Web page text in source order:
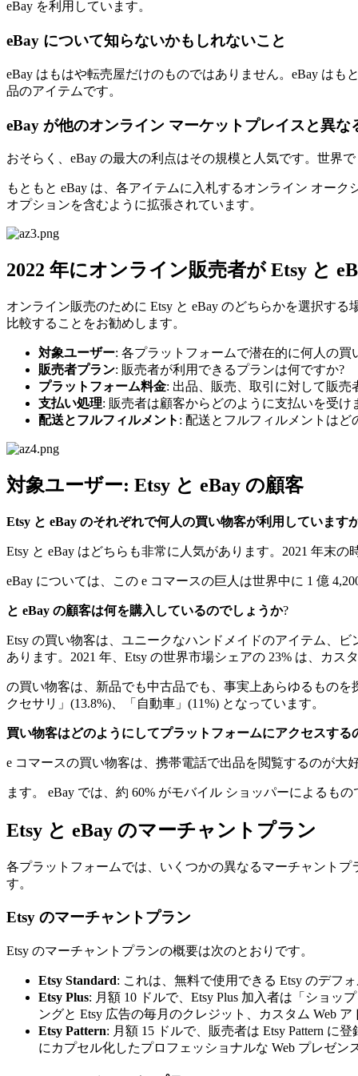
eBay を利用しています。
eBay について知らないかもしれないこと
eBay はもはや転売屋だけのものではありません。eBay は
品のアイテムです。
eBay が他のオンライン マーケットプレイスと異な
おそらく、eBay の最大の利点はその規模と人気です。世界
もともと eBay は、各アイテムに入札するオンライン オー
オプションを含むように拡張されています。
2022 年にオンライン販売者が Etsy と
オンライン販売のために Etsy と eBay のどちらかを選択す
比較することをお勧めします。
対象ユーザー: 各プラットフォームで潜在的に何人の買
販売者プラン: 販売者が利用できるプランは何ですか?
プラットフォーム料金: 出品、販売、取引に対して販
支払い処理: 販売者は顧客からどのように支払いを受け
配送とフルフィルメント : 配送とフルフィルメントはど
対象ユーザー: Etsy と eBay の顧客
Etsy と eBay のそれぞれで何人の買い物客が利用しています
Etsy と eBay はどちらも非常に人気があります。2021 年末
eBay については、この e コマースの巨人は世界中に 1 億
と eBay の顧客は何を購入しているのでしょうか?
Etsy の買い物客は、ユニークなハンドメイドのアイテム、
あります。2021 年、Etsy の世界市場シェアの 23% は、カ
の買い物客は、新品でも中古品でも、事実上あらゆるもの
クセサリ」(13.8%)、「自動車」(11%) となっています。
買い物客はどのようにしてプラットフォームにアクセスする
e コマースの買い物客は、携帯電話で出品を閲覧するのが大
ます。 eBay では、約 60% がモバイル ショッパーによるもの
Etsy と eBay のマーチャントプラン
各プラットフォームでは、いくつかの異なるマーチャント
す。
Etsy のマーチャントプラン
Etsy のマーチャントプランの概要は次のとおりです。
Etsy Standard: これは、無料で使用できる Etsy のデフ
Etsy Plus: 月額 10 ドルで、Etsy Plus 加入者は「ショ
ングと Etsy 広告の毎月のクレジット、カスタム Web
Etsy Pattern: 月額 15 ドルで、販売者は Etsy Pattern に
にカプセル化したプロフェッショナルな Web プレゼン